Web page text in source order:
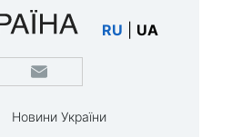
RU UA
Новини України